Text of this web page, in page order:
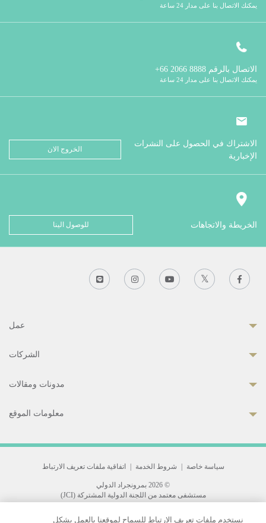
يمكنك الاتصال بنا على مدار 24 ساعة
الاتصال بالرقم
يمكنك الاتصال بنا على مدار 24 ساعة
الاشتراك في الحصول على النشرات
الإخبارية
الخروج الان
الخريطة والاتجاهات للوصول الينا
عمل
الشركات
مدونات ومقالات
معلومات الموقع
سياسة خاصة شروط الخدمة اتفاقية ملفات تعريف الارتباط
© 2026 بمرونجراد الدولي
مستشفى معتمد من اللجنة الدولية المشتركة (JCI)
33 Sukhumvit 3, Wattana, Bangkok 10110 Thailand.
نستخدم ملفات تعريف الارتباط للسماح لموقعنا بالعمل بشكل